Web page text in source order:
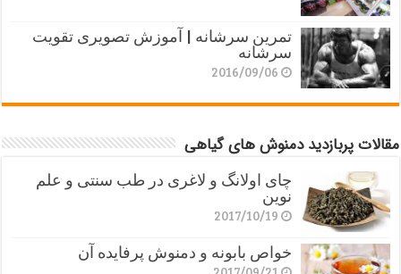
تمرین سرشانه | آموزش تصویری تقویت
سرشانه
2016/09/06
مقالات پربازدید دمنوش های گیاهی
چای اولانگ و لاغری در طب سنتی و علم
نوین
2017/10/19
خواص بابونه و دمنوش پرفایده آن